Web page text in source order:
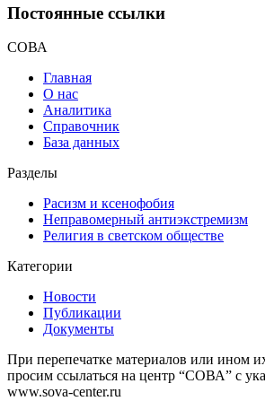
Постоянные ссылки
СОВА
Главная
О нас
Аналитика
Справочник
База данных
Разделы
Расизм и ксенофобия
Неправомерный антиэкстремизм
Религия в светском обществе
Категории
Новости
Публикации
Документы
При перепечатке материалов или ином
просим ссылаться на центр “СОВА” с
www.sova-center.ru